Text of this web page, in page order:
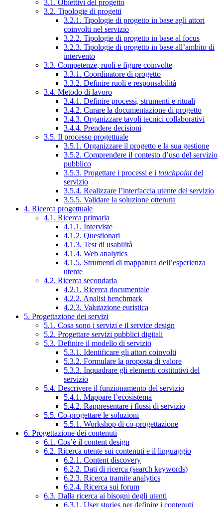
3.1. Obiettivi del progetto
3.2. Tipologie di progetti
3.2.1. Tipologie di progetto in base agli attori
coinvolti nel servizio
3.2.2. Tipologie di progetto in base al focus
3.2.3. Tipologie di progetto in base all’ambito di
intervento
3.3. Competenze, ruoli e figure coinvolte
3.3.1. Coordinatore di progetto
3.3.2. Definire ruoli e responsabilità
3.4. Metodo di lavoro
3.4.1. Definire processi, strumenti e rituali
3.4.2. Curare la documentazione di progetto
3.4.3. Organizzare tavoli tecnici collaborativi
3.4.4. Prendere decisioni
3.5. Il processo progettuale
3.5.1. Organizzare il progetto e la sua gestione
3.5.2. Comprendere il contesto d’uso del servizio
pubblico
3.5.3. Progettare i processi e i touchpointdel
servizio
3.5.4. Realizzare l’interfaccia utente del servizio
3.5.5. Validare la soluzione ottenuta
4. Ricerca progettuale
4.1. Ricerca primaria
4.1.1. Interviste
4.1.2. Questionari
4.1.3. Test di usabilità
4.1.4. Web analytics
4.1.5. Strumenti di mappatura dell’esperienza
utente
4.2. Ricerca secondaria
4.2.1. Ricerca documentale
4.2.2. Analisi benchmark
4.2.3. Valutazione euristica
5. Progettazione dei servizi
5.1. Cosa sono i servizi e il service design
5.2. Progettare servizi pubblici digitali
5.3. Definire il modello di servizio
5.3.1. Identificare gli attori coinvolti
5.3.2. Formulare la proposta di valore
5.3.3. Inquadrare gli elementi costitutivi del
servizio
5.4. Descrivere il funzionamento del servizio
5.4.1. Mappare l’ecosistema
5.4.2. Rappresentare i flussi di servizio
5.5. Co-progettare le soluzioni
5.5.1. Workshop di co-progettazione
6. Progettazione dei contenuti
6.1. Cos’è il content design
6.2. Ricerca utente sui contenuti e il linguaggio
6.2.1. Content discovery
6.2.2. Dati di ricerca (search keywords)
6.2.3. Ricerca tramite analytics
6.2.4. Ricerca sui forum
6.3. Dalla ricerca ai bisogni degli utenti
6.3.1. User stories per definire i contenuti